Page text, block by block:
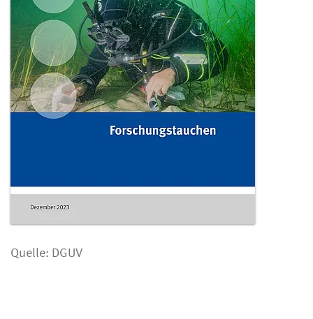
Quelle: DGUV